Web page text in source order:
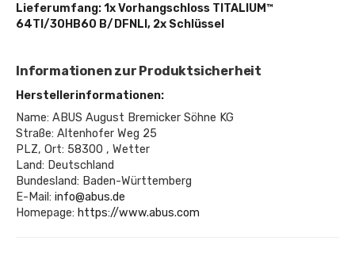
Lieferumfang: 1x Vorhangschloss TITALIUM™
64TI/30HB60 B/DFNLI, 2x Schlüssel
Informationen zur Produktsicherheit
Herstellerinformationen:
Name: ABUS August Bremicker Söhne KG
Straße: Altenhofer Weg 25
PLZ, Ort: 58300 , Wetter
Land: Deutschland
Bundesland: Baden-Württemberg
E-Mail: info@abus.de
Homepage: https://www.abus.com